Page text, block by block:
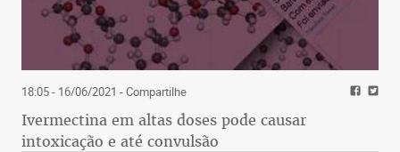
18:05 - 16/06/2021 - Compartilhe
Ivermectina em altas doses pode causar
intoxicação e até convulsão